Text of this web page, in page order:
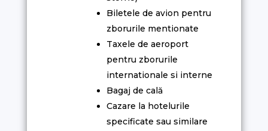
Biletele de avion pentru
zborurile mentionate
Taxele de aeroport
pentru zborurile
internationale si interne
Bagaj de cală
Cazare la hotelurile
specificate sau similare